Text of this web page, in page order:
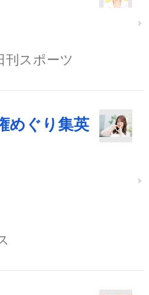
刊スポーツ
めぐり集英